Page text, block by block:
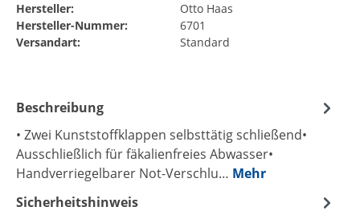
Hersteller:
Otto Haas
Hersteller-Nummer:
6701
Versandart:
Standard
Beschreibung
• Zwei Kunststoffklappen selbsttätig schließend•
Ausschließlich für fäkalienfreies Abwasser•
Handverriegelbarer Not-Verschlu… Mehr
Sicherheitshinweis